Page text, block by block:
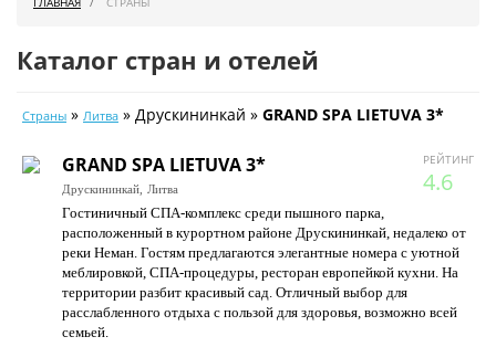
Календарь туров
Цены дня
Страны
Как купить
О нас
Каталог стран и отелей
Страны » Литва » Друскининкай » GRAND SPA LIETUVA 3*
РЕЙТИНГ
4.6
GRAND SPA LIETUVA 3*
Друскининкай, Литва
Гостиничный СПА-комплекс среди пышного парка,
расположенный в курортном районе Друскининкай, недалеко от
реки Неман. Гостям предлагаются элегантные номера с уютной
меблировкой, СПА-процедуры, ресторан европейкой кухни. На
территории разбит красивый сад. Отличный выбор для
расслабленного отдыха с пользой для здоровья, возможно всей
семьей.